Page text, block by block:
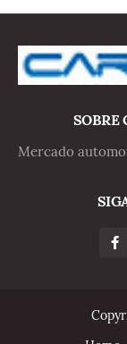
SOBRE
Mercado